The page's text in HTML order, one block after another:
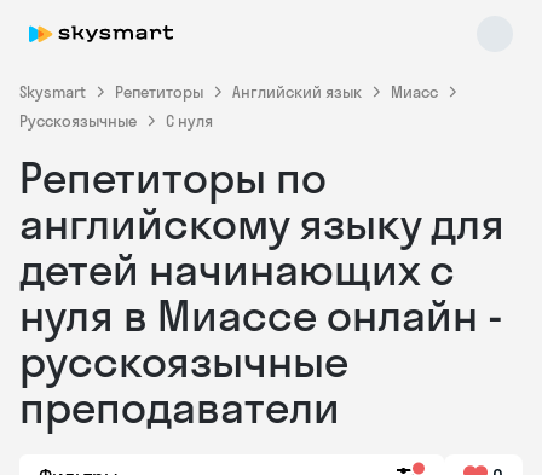
Skysmart Репетиторы Английский язык
Миасс
Русскоязычные
С нуля
Репетиторы по
английскому языку для
детей начинающих с
нуля в Миассе онлайн -
русскоязычные
преподаватели
Skysmart Chat